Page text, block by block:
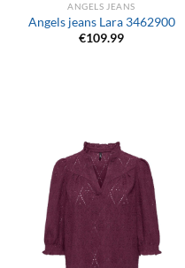
ANGELS JEANS
Angels jeans Lara 3462900
€109.99